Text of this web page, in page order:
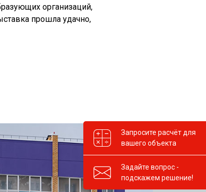
организаций,
прошла удачно,
Запросите расчёт для
вашего объекта
Задайте вопрос -
подскажем решение!